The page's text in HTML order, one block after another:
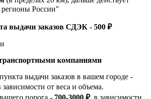
России"
выдачи заказов СДЭК - 500 ₽
компаниями
выдачи заказов в вашем городе -
зависимости от веса и объема.